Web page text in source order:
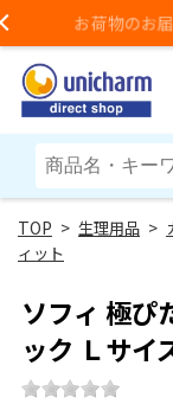
Previousお荷物のお
> 生理用品 >
ィット
ソフィ 極ぴ
ック Ｌサイ